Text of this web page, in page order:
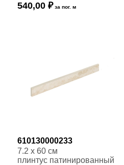
540,00 ₽ за пог. м
610130000233
7.2 x 60 см
плинтус патинированный